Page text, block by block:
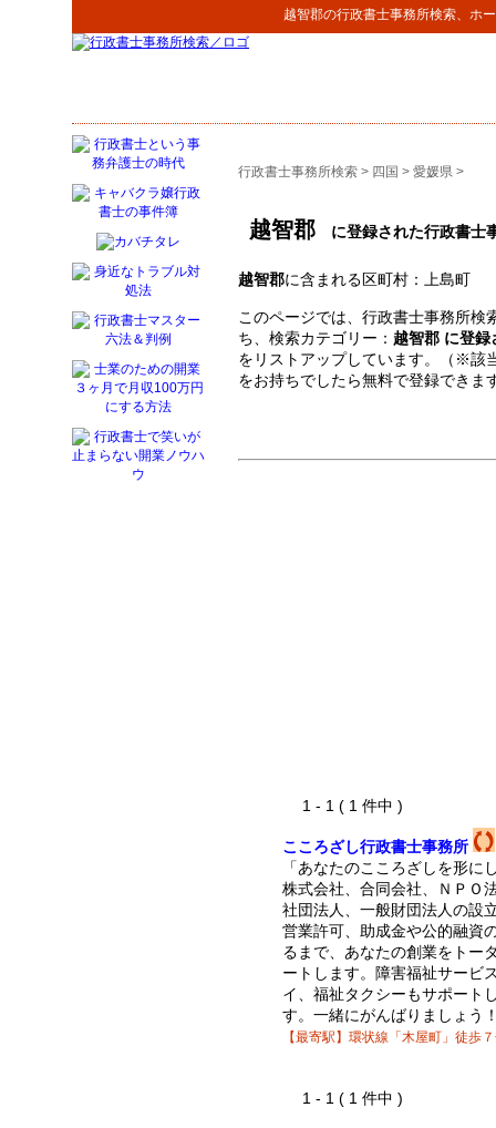
越智郡の行政書士事務所検索、ホ
行政書士事務所検索 > 四国 > 愛媛県 >
越智郡 に登録された行政書士
越智郡に含まれる区町村：上島町
このページでは、行政書士事務所検
ち、検索カテゴリー： 越智郡 に登録
をリストアップしています。（※該
をお持ちでしたら無料で登録できま
1 - 1 ( 1 件中 )
こころざし行政書士事務所
「あなたのこころざしを形に
株式会社、合同会社、ＮＰＯ
社団法人、一般財団法人の設
営業許可、助成金や公的融資
るまで、あなたの創業をトー
ートします。障害福祉サービ
イ、福祉タクシーもサポート
す。一緒にがんばりましょう
【最寄駅】環状線「木屋町」徒歩
1 - 1 ( 1 件中 )